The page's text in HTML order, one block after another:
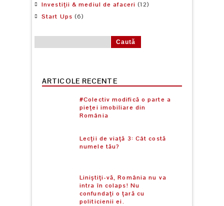
Investiții & mediul de afaceri (12)
Start Ups (6)
ARTICOLE RECENTE
#Colectiv modifică o parte a
pieței imobiliare din
România
Lecții de viață 3: Cât costă
numele tău?
Liniștiți-vă, România nu va
intra în colaps! Nu
confundați o țară cu
politicienii ei.